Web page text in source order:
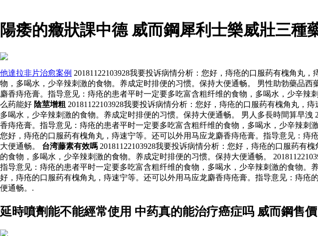
陽痿的癥狀課中德 威而鋼犀利士樂威壯三種
他達拉非片治愈案例 20181122103928我要投诉病情分析：您好，痔疮的口服药有槐角丸
物，多喝水，少辛辣刺激的食物。养成定时排便的习惯。保持大便通畅。 男性助勃藥品
麝香痔疮膏。指导意见：痔疮的患者平时一定要多吃富含粗纤维的食物，多喝水，少辛辣
么药能好 陰莖增粗 20181122103928我要投诉病情分析：您好，痔疮的口服药有槐角丸，
多喝水，少辛辣刺激的食物。养成定时排便的习惯。保持大便通畅。 男人多長時間算早
香痔疮膏。指导意见：痔疮的患者平时一定要多吃富含粗纤维的食物，多喝水，少辛辣刺
您好，痔疮的口服药有槐角丸，痔速宁等。还可以外用马应龙麝香痔疮膏。指导意见：
大便通畅。 台湾藤素有效嗎 20181122103928我要投诉病情分析：您好，痔疮的口服药有
的食物，多喝水，少辛辣刺激的食物。养成定时排便的习惯。保持大便通畅。
指导意见：痔疮的患者平时一定要多吃富含粗纤维的食物，多喝水，少辛辣刺激的食物。
好，痔疮的口服药有槐角丸，痔速宁等。还可以外用马应龙麝香痔疮膏。指导意见：痔
便通畅。.
延時噴劑能不能經常使用 中药真的能治疗癌症吗 威而鋼售價